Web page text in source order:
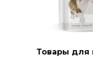
Товары для